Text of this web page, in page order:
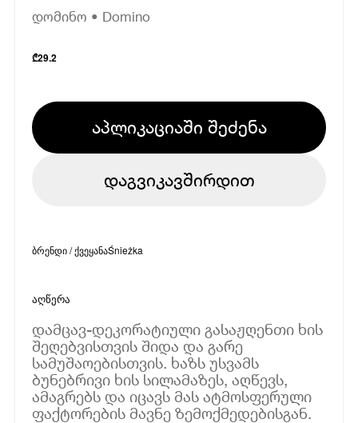
დომინო • Domino
₾29.2
აპლიკაციაში შეძენა
დაგვიკავშირდით
ბრენდი / ქვეყანაŚnieżka
აღწერა
დამცავ-დეკორატიული გასაჟღენთი ხის
შეღებვისთვის შიდა და გარე
სამუშაოებისთვის. ხაზს უსვამს
ბუნებრივი ხის სილამაზეს, აღწევს,
ამაგრებს და იცავს მას ატმოსფერული
ფაქტორების მავნე ზემოქმედებისგან.